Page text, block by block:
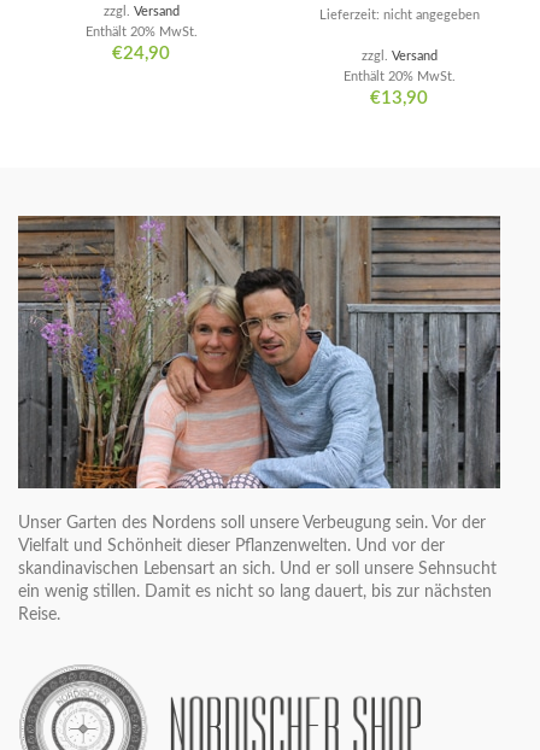
€24,90
Enthält 20% MwSt.
zzgl. Versand
€13,90
Enthält 20% MwSt.
zzgl. Versand
Lieferzeit: nicht angegeben
Unser Garten des Nordens soll unsere Verbeugung sein. Vor der
Vielfalt und Schönheit dieser Pflanzenwelten. Und vor der
skandinavischen Lebensart an sich. Und er soll unsere Sehnsucht
ein wenig stillen. Damit es nicht so lang dauert, bis zur nächsten
Reise.